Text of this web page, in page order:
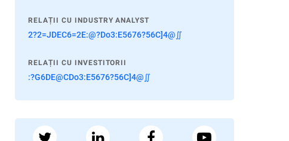
RELAȚII CU INDUSTRY ANALYST
2?2=JDEC6=2E:@?Do3:E5676?56C]4@∬
RELAȚII CU INVESTITORII
:?G6DE@CDo3:E5676?56C]4@∬